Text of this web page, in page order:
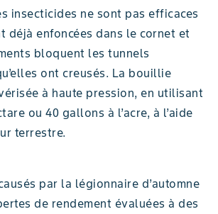
insecticides ne sont pas efficaces
déjà enfoncées dans le cornet et
bloquent les tunnels
ont creusés. La bouillie
à haute pression, en utilisant
ou 40 gallons à l’acre, à l’aide
terrestre.
par la légionnaire d’automne
de rendement évaluées à des